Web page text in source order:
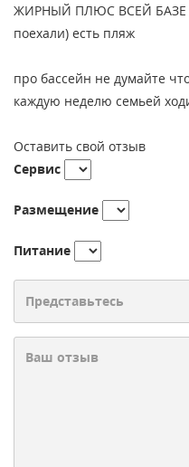
ЖИРНЫЙ ПЛЮС ВСЕЙ БАЗЕ
поехали) есть пляж
про бассейн не думайте
каждую неделю семьей
Оставить свой отзыв
Сервис
Размещение
Питание